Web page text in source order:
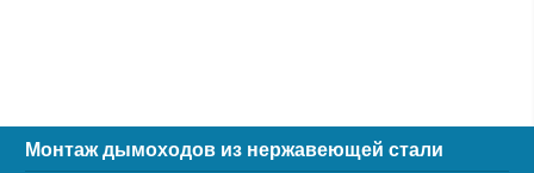
Монтаж дымоходов из нержавеющей стали